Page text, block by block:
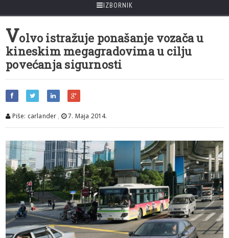
IZBORNIK
Volvo istražuje ponašanje vozača u
kineskim megagradovima u cilju
povećanja sigurnosti
Piše: carlander , 7. Maja 2014.